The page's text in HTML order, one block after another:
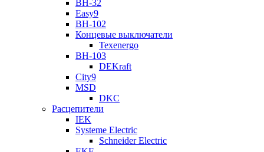
ВН-32
Easy9
ВН-102
Концевые выключатели
Texenergo
ВН-103
DEKraft
City9
MSD
DKC
Расцепители
IEK
Systeme Electric
Schneider Electric